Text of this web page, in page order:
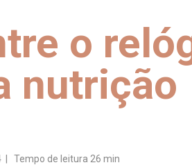
o
nutrição
| Tempo de leitura 26 min